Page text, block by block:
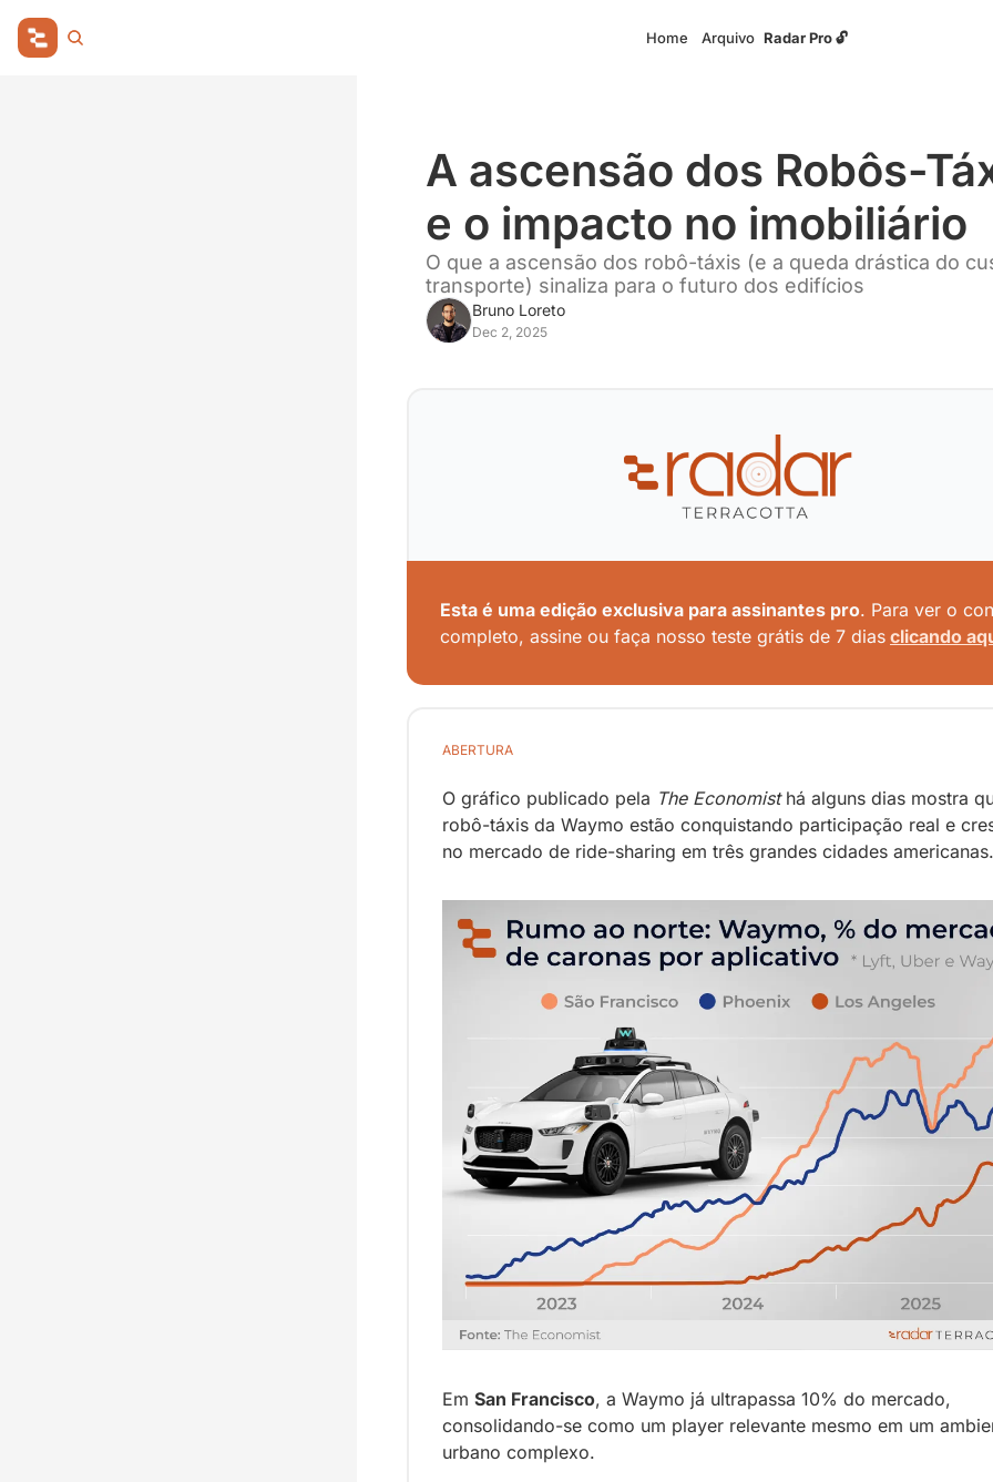
Home Arquivo Radar Pro 🔓
A ascensão dos Robôs-
e o impacto no imobiliário
O que a ascensão dos robô-táxis (e a queda drástica do
transporte) sinaliza para o futuro dos edifícios
Bruno Loreto
Dec 2, 2025
Esta é uma edição exclusiva para assinantes pro. Para ver o
completo, assine ou faça nosso teste grátis de 7 dias clicando
ABERTURA
O gráfico publicado pela The Economist há alguns dias mostra
robô-táxis da Waymo estão conquistando participação real e
no mercado de ride-sharing em três grandes cidades americanas.
Em San Francisco, a Waymo já ultrapassa 10% do mercado,
consolidando-se como um player relevante mesmo em um
urbano complexo.